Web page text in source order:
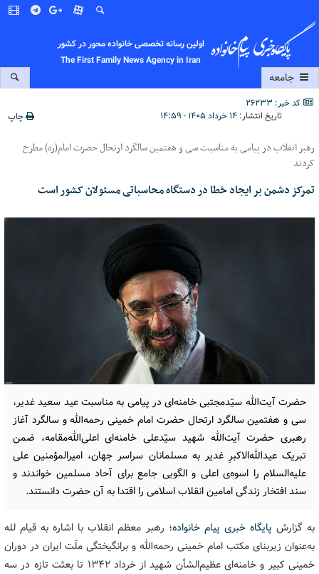
اولین رسانه تخصصی خانواده محور در کشور
The First Family News Agency in Iran
جامعه
کد خبر: 26233
تاریخ انتشار: ۱۴ خرداد ۱۴۰۵ - ۱۴:۵۹ چاپ
رهبر انقلاب در پیامی به مناسبت سی و هفتمین سالگرد ارتحال حضرت امام(ره) مطرح
کردند
تمرکز دشمن بر ایجاد خطا در دستگاه محاسباتی مسئولان کشور است
حضرت آیت‌الله سیّدمجتبی خامنه‌ای در پیامی به مناسبت عید سعید غدیر،
سی و هفتمین سالگرد ارتحال حضرت امام خمینی رحمه‌الله و سالگرد آغاز
رهبری حضرت آیت‌الله شهید سیّدعلی خامنه‌ای اعلی‌الله‌مقامه، ضمن
تبریک عیدالله‌الاکبرِ غدیر به مسلمانان سراسر جهان، امیرالمؤمنین علی
علیه‌السلام را اسوه‌ی اعلی و الگویی جامع برای آحاد مسلمین خواندند و
سند افتخار زندگی امامین انقلاب اسلامی را اقتدا به آن حضرت دانستند.
به گزارش پایگاه خبری پیام خانواده؛ رهبر معظم انقلاب با اشاره به قیام لله
به‌عنوان زیربنای مکتب امام خمینی رحمه‌الله و برانگیختگی ملّت ایران در دوران
خمینی کبیر و خامنه‌ای عظیم‌الشأن شهید از خرداد ۱۳۴۲ تا بعثت تازه در سه